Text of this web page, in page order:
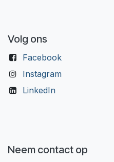
Volg ons
Facebook
Instagram
LinkedIn
Neem contact op